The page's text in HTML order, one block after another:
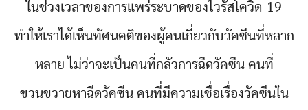
ในช่วงเวลาของการแพร่ระบาดของไวรัสโควิด-19
ทำให้เราได้เห็นทัศนคติของผู้คนเกี่ยวกับวัคซีนที่หลาก
หลาย ไม่ว่าจะเป็นคนที่กลัวการฉีดวัคซีน คนที่
ขวนขวายหาฉีดวัคซีน คนที่มีความเชื่อเรื่องวัคซีนใน